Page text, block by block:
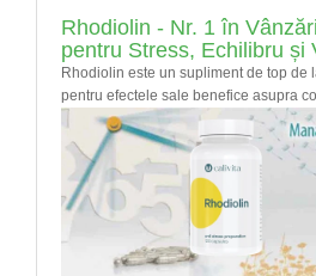
Rhodiolin - Nr. 1 în
pentru Stress, Echilibru și
Rhodiolin este un supliment de top de
pentru efectele sale benefice asupra